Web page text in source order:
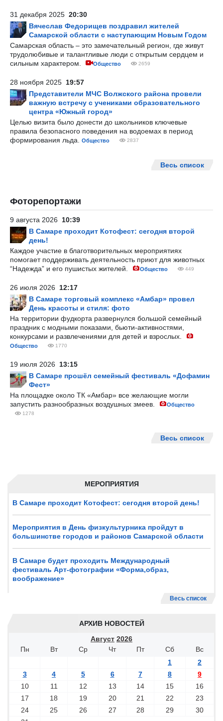
МЕРОПРИЯТИЯ
В Самаре проходит Котофест: сегодня второй день!
Мероприятия в День физкультурника пройдут в
большинстве городов и районов Самарской области
В Самаре будет проходить Международный
фестиваль Арт-фотографии «Форма,образ,
воображение»
Весь список
АРХИВ НОВОСТЕЙ
Август 2026
Пн
Вт Ср Чт Пт Сб
Вс
1
2
3
4 5 6 7 8
9
10
11 12 13 14 15
16
17
18 19 20 21 22
23
24
25 26 27 28 29
30
31 декабря 2025 20:30
Вячеслав Федорищев поздравил жителей
Самарской области с наступающим Новым Годом
Самарская область – это замечательный регион, где живут
трудолюбивые и талантливые люди с открытым сердцем и
сильным характером.
Общество 2659
28 ноября 2025 19:57
Представители МЧС Волжского района провели
важную встречу с учениками образовательного
центра «Южный город»
Целью визита было донести до школьников ключевые
правила безопасного поведения на водоемах в период
формирования льда.
Общество 2837
Весь список
Фоторепортажи
9 августа 2026 10:39
В Самаре проходит Котофест: сегодня второй
день!
Каждое участие в благотворительных мероприятиях
помогает поддерживать деятельность приют для животных
“Надежда” и его пушистых жителей.
Общество 449
26 июля 2026 12:17
В Самаре торговый комплекс «Амбар» провел
День красоты и стиля: фото
На территории фудкорта развернулся большой семейный
праздник с модными показами, бьюти-активностями,
конкурсами и развлечениями для детей и взрослых.
Общество 1770
19 июля 2026 13:15
В Самаре прошёл семейный фестиваль «Дофамин
Фест»
На площадке около ТК «Амбар» все желающие могли
запустить разнообразных воздушных змеев.
Общество
1278
Весь список